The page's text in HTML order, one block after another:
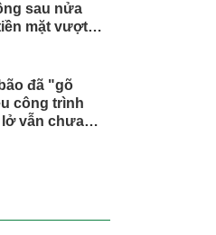
sau nửa
mặt vượt
đã "gõ
công trình
vẫn chưa